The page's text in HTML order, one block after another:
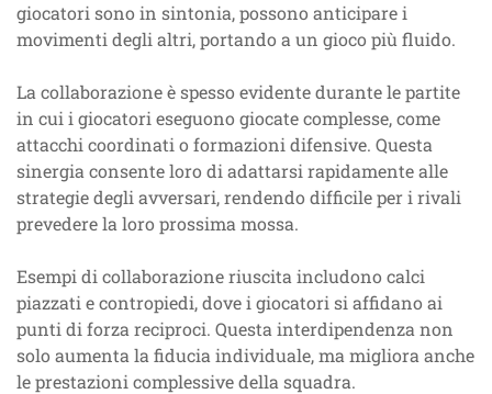
giocatori sono in sintonia, possono anticipare i
movimenti degli altri, portando a un gioco più fluido.
La collaborazione è spesso evidente durante le partite
in cui i giocatori eseguono giocate complesse, come
attacchi coordinati o formazioni difensive. Questa
sinergia consente loro di adattarsi rapidamente alle
strategie degli avversari, rendendo difficile per i rivali
prevedere la loro prossima mossa.
Esempi di collaborazione riuscita includono calci
piazzati e contropiedi, dove i giocatori si affidano ai
punti di forza reciproci. Questa interdipendenza non
solo aumenta la fiducia individuale, ma migliora anche
le prestazioni complessive della squadra.